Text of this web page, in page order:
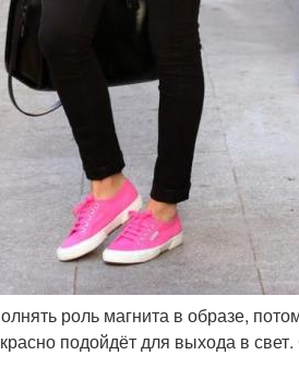
роль магнита в образе,
подойдёт для выхода в